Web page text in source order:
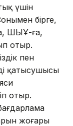
үшін
бірге,
ШЫҰ-ға,
отыр.
пен
қатысушысы
отыр.
жоғары